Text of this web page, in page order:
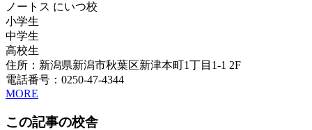
ノートス にいつ校
小学生
中学生
高校生
住所：新潟県新潟市秋葉区新津本町1丁目1-1 2F
電話番号：0250-47-4344
MORE
この記事の校舎